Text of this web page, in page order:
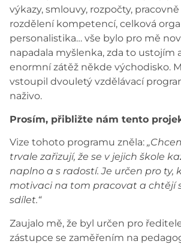
výkazy, smlouvy, rozpočty,
rozdělení kompetencí, celková
personalistika… vše bylo pro mě
napadala myšlenka, zda to ustojím
enormní zátěž někde východisko.
vstoupil dvouletý vzdělávací
naživo.
Prosím, přibližte nám tento
Vize tohoto programu zněla:
trvale zařizují, že se v jejich škole
naplno a s radostí. Je určen pro ty,
motivaci na tom pracovat a chtějí
sdílet.“
Zaujalo mě, že byl určen pro
zástupce se zaměřením na